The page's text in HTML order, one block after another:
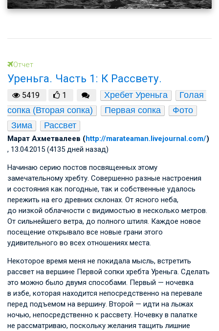
Отчет
Уреньга. Часть 1: К Рассвету.
5419 1 Хребет Уреньга
Голая
сопка (Вторая сопка)
Первая сопка
Фото
Зима
Рассвет
Марат Ахметвалеев (http://marateaman.livejournal.com/)
, 13.04.2015 (4135 дней назад)
Начинаю серию постов посвященных этому
замечательному хребту. Совершенно разные настроения
и состояния как погодные, так и собственные удалось
пережить на его древних склонах. От ясного неба,
до низкой облачности с видимостью в несколько метров.
От сильнейшего ветра, до полного штиля. Каждое новое
посещение открывало все новые грани этого
удивительного во всех отношениях места.
Некоторое время меня не покидала мысль, встретить
рассвет на вершине Первой сопки хребта Уреньга. Сделать
это можно было двумя способами. Первый — ночевка
в избе, которая находится непосредственно на перевале
перед подъемом на вершину. Второй — идти на лыжах
ночью, непосредственно к рассвету. Ночевку в палатке
не рассматриваю, поскольку желания тащить лишние